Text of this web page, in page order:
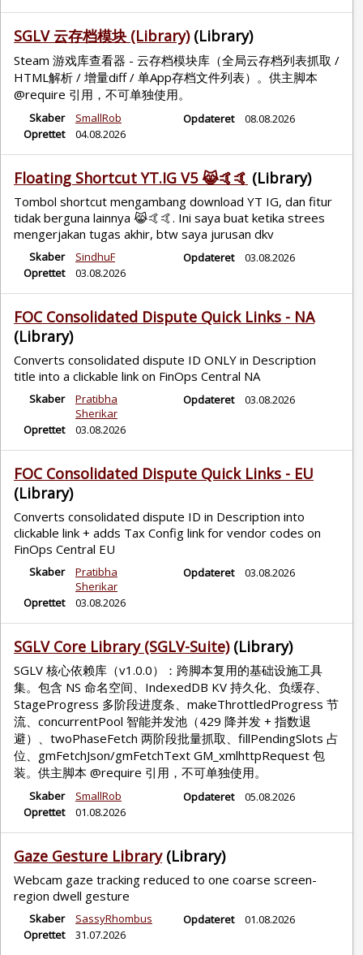
SGLV 云存档模块 (Library) (Library)
Steam 游戏库查看器 - 云存档模块库（全局云存档列表抓取 /
HTML解析 / 增量diff / 单App存档文件列表）。供主脚本
@require 引用，不可单独使用。
Skaber
SmallRob
Oprettet
04.08.2026
Opdateret 08.08.2026
Floating Shortcut YT.IG V5 😹🤙🤙 (Library)
Tombol shortcut mengambang download YT IG, dan fitur
tidak berguna lainnya 😹🤙🤙. Ini saya buat ketika strees
mengerjakan tugas akhir, btw saya jurusan dkv
Skaber
SindhuF
Oprettet
03.08.2026
Opdateret 03.08.2026
FOC Consolidated Dispute Quick Links - NA
(Library)
Converts consolidated dispute ID ONLY in Description
title into a clickable link on FinOps Central NA
Skaber
Pratibha
Sherikar
Oprettet
03.08.2026
Opdateret 03.08.2026
FOC Consolidated Dispute Quick Links - EU
(Library)
Converts consolidated dispute ID in Description into
clickable link + adds Tax Config link for vendor codes on
FinOps Central EU
Skaber
Pratibha
Sherikar
Oprettet
03.08.2026
Opdateret 03.08.2026
SGLV Core Library (SGLV-Suite) (Library)
SGLV 核心依赖库（v1.0.0）：跨脚本复用的基础设施工具
集。包含 NS 命名空间、IndexedDB KV 持久化、负缓存、
StageProgress 多阶段进度条、makeThrottledProgress 节
流、concurrentPool 智能并发池（429 降并发 + 指数退
避）、twoPhaseFetch 两阶段批量抓取、fillPendingSlots 占
位、gmFetchJson/gmFetchText GM_xmlhttpRequest 包
装。供主脚本 @require 引用，不可单独使用。
Skaber
SmallRob
Oprettet
01.08.2026
Opdateret 05.08.2026
Gaze Gesture Library (Library)
Webcam gaze tracking reduced to one coarse screen-
region dwell gesture
Skaber
SassyRhombus
Oprettet
31.07.2026
Opdateret 01.08.2026